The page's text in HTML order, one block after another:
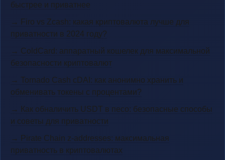
быстрее и приватнее
→ Firo vs Zcash: какая криптовалюта лучше для
приватности в 2024 году?
→ ColdCard: аппаратный кошелек для максимальной
безопасности криптовалют
→ Tornado Cash cDAI: как анонимно хранить и
обменивать токены с процентами?
→ Как обналичить USDT в песо: безопасные способы
и советы для приватности
→ Pirate Chain z-addresses: максимальная
приватность в криптовалютах